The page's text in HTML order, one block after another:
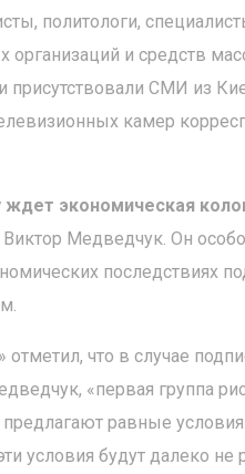
политологи,
организаций и средств
присутствовали СМИ из
камер
экономическая
Медведчук. Он
последствиях
что в случае
«первая группа
равные
условия будут далеко не